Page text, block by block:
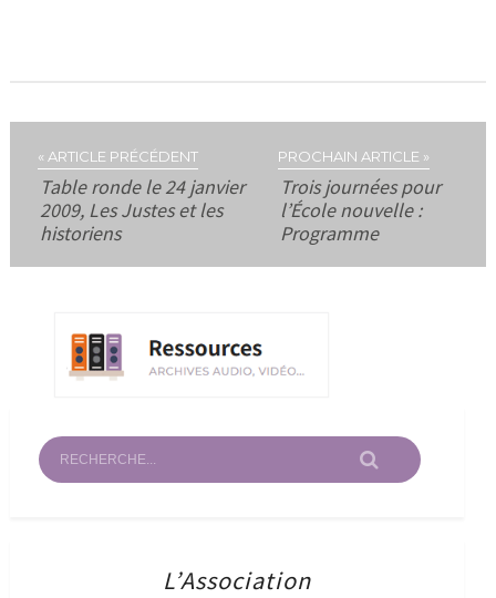
« ARTICLE PRÉCÉDENT
Table ronde le 24 janvier
2009, Les Justes et les
historiens
PROCHAIN ARTICLE »
Trois journées pour
l’École nouvelle :
Programme
L’Association